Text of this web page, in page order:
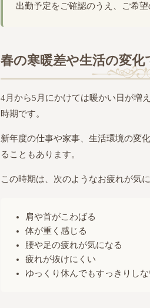
出勤予定をご確認のうえ、ご希
春の寒暖差や生活の変
4月から5月にかけては暖かい日が増
時期です。
新年度の仕事や家事、生活環境の変
ることもあります。
この時期は、次のようなお疲れが気
肩や首がこわばる
体が重く感じる
腰や足の疲れが気になる
疲れが抜けにくい
ゆっくり休んでもすっきりしな